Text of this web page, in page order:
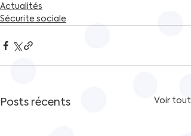
Actualités
Sécurite sociale
Posts récents Voir tout